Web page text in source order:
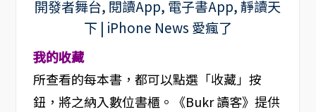
我的收藏
所查看的每本書，都可以點選「收藏」按
鈕，將之納入數位書櫃。《Bukr 讀客》提供